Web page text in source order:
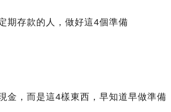
期存款的人，做好這4個準備
金，而是這4樣東西，早知道早做準備